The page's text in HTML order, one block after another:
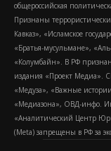
общероссийская
Признаны
Кавказ», «Исламское
«Братья-мусульмане»,
«Колумбайн». В РФ
издания «Проект Медиа».
«Медуза», «Важные
«Медиазона», ОВД-инфо.
«Аналитический Центр
(Metа) запрещены в РФ за